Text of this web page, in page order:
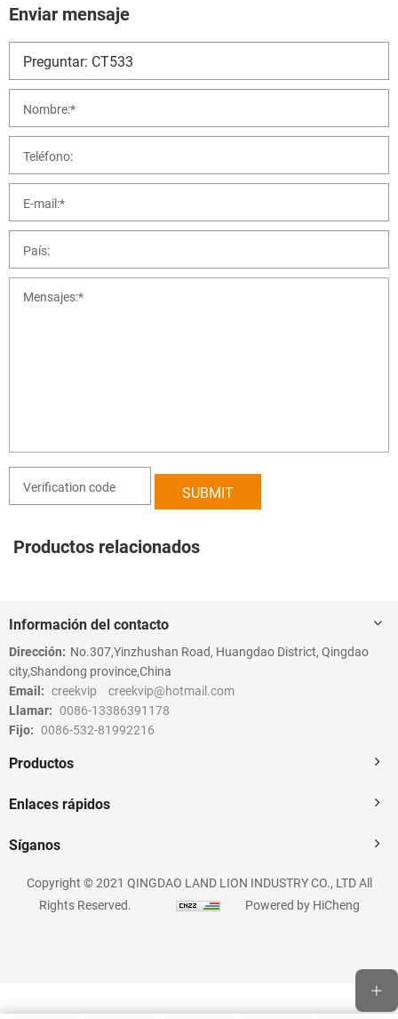
Enviar mensaje
Productos relacionados
Información del contacto
Dirección: No.307,Yinzhushan Road, Huangdao District, Qingdao
city,Shandong province,China
Email: creekvip
creekvip@hotmail.com
Llamar: 0086-13386391178
Fijo: 0086-532-81992216
Productos
Enlaces rápidos
Síganos
Copyright © 2021 QINGDAO LAND LION INDUSTRY CO., LTD All
Rights Reserved.
Powered by HiCheng